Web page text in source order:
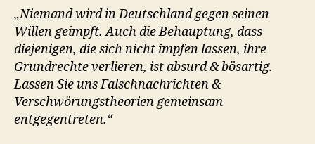
„Niemand wird in Deutschland gegen seinen
Willen geimpft. Auch die Behauptung, dass
diejenigen, die sich nicht impfen lassen, ihre
Grundrechte verlieren, ist absurd & bösartig.
Lassen Sie uns Falschnachrichten &
Verschwörungstheorien gemeinsam
entgegentreten.“